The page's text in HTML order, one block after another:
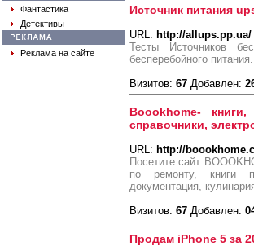
Фантастика
Детективы
Реклама на сайте
Источник питания
URL: http://allups.pp.ua/
Тесты Источников
бесперебойного
Визитов: 67 Добавлен:
Boookhome-
справочники,
URL: http://
Посетите сайт
по ремонту, книги
документация,
Визитов: 67 Добавлен:
Продам iPhone 5 за